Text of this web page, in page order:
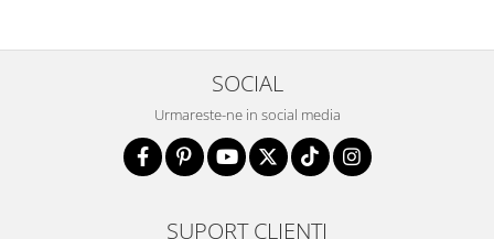
SOCIAL
Urmareste-ne in social media
SUPORT CLIENTI